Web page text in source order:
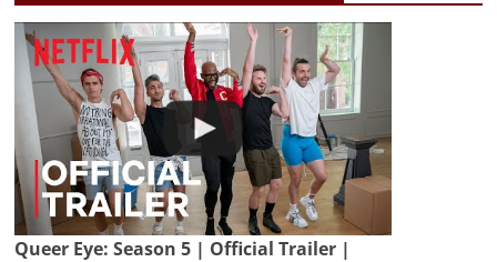
Queer Eye: Season 5 | Official Trailer |